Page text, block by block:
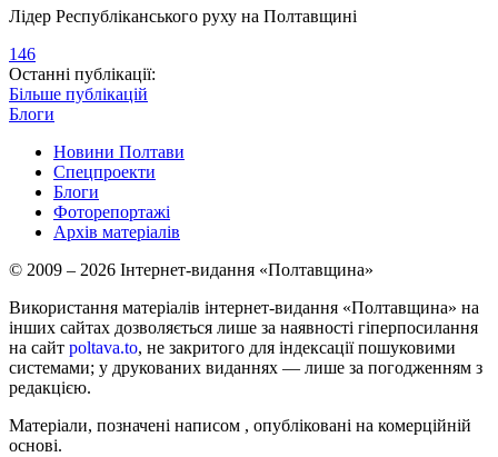
Лідер Республіканського руху на Полтавщині
146
Останні публікації:
Більше публікацій
Блоги
Новини Полтави
Спецпроекти
Блоги
Фоторепортажі
Архів матеріалів
© 2009 – 2026 Інтернет-видання «Полтавщина»
Використання матеріалів інтернет-видання «Полтавщина» на
інших сайтах дозволяється лише за наявності гіперпосилання
на сайт poltava.to, не закритого для індексації пошуковими
системами; у друкованих виданнях — лише за погодженням з
редакцією.
Матеріали, позначені написом , опубліковані на комерційній
основі.